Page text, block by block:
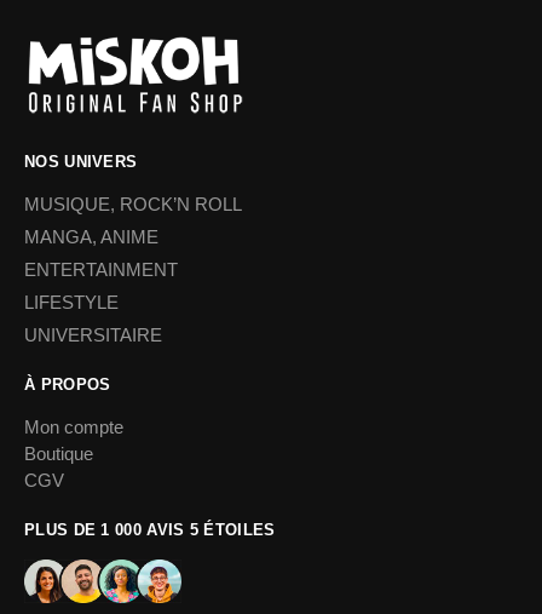
NOS UNIVERS
MUSIQUE, ROCK’N ROLL
MANGA, ANIME
ENTERTAINMENT
LIFESTYLE
UNIVERSITAIRE
À PROPOS
Mon compte
Boutique
CGV
PLUS DE 1 000 AVIS 5 ÉTOILES